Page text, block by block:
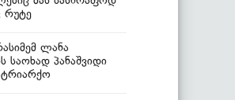
რუტე
ლანა
საოხად პანაშვიდი